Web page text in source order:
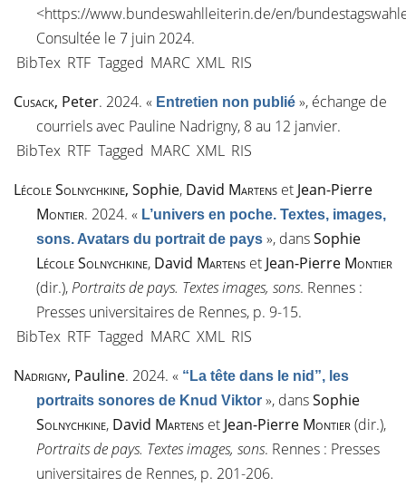
<https://www.bundeswahlleiterin.de/en/
Consultée le 7 juin 2024.
BibTex RTF Tagged MARC XML RIS
Cusack, Peter. 2024. « Entretien non publié », échange de
courriels avec Pauline Nadrigny, 8 au 12 janvier.
BibTex RTF Tagged MARC XML RIS
Lécole Solnychkine, Sophie, David Martens et Jean-Pierre
Montier. 2024. « L’univers en poche. Textes, images,
sons. Avatars du portrait de pays », dansSophie
Lécole Solnychkine, David Martens et Jean-Pierre Montier
(dir.),Portraits de pays. Textes images, sons. Rennes :
Presses universitaires de Rennes, p. 9-15.
BibTex RTF Tagged MARC XML RIS
Nadrigny, Pauline. 2024. « “La tête dans le nid”, les
portraits sonores de Knud Viktor », dansSophie
Solnychkine, David Martens et Jean-Pierre Montier(dir.),
Portraits de pays. Textes images, sons. Rennes : Presses
universitaires de Rennes, p. 201-206.